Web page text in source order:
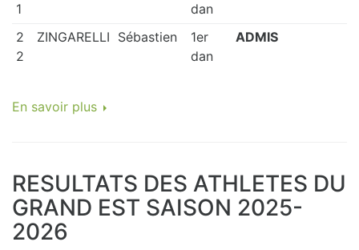
1
dan
2
2
ZINGARELLI Sébastien
1er
dan
ADMIS
En savoir plus
RESULTATS DES ATHLETES DU
GRAND EST SAISON 2025-
2026